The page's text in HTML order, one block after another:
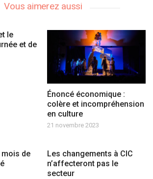
Vous aimerez aussi
le
et de
Énoncé économique :
colère et incompréhension
en culture
21 novembre 2023
mois de
Les changements à CIC
n’affecteront pas le
secteur